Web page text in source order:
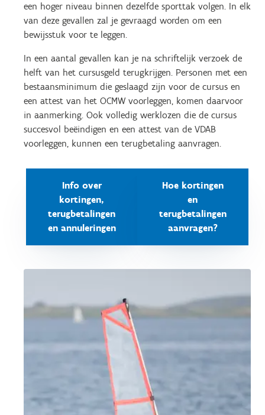
een hoger niveau binnen dezelfde sporttak volgen. In elk
van deze gevallen zal je gevraagd worden om een
bewijsstuk voor te leggen.
In een aantal gevallen kan je na schriftelijk verzoek de
helft van het cursusgeld terugkrijgen. Personen met een
bestaansminimum die geslaagd zijn voor de cursus en
een attest van het OCMW voorleggen, komen daarvoor
in aanmerking. Ook volledig werklozen die de cursus
succesvol beëindigen en een attest van de VDAB
voorleggen, kunnen een terugbetaling aanvragen.
Info over
kortingen,
terugbetalingen
en annuleringen
Hoe kortingen
en
terugbetalingen
aanvragen?